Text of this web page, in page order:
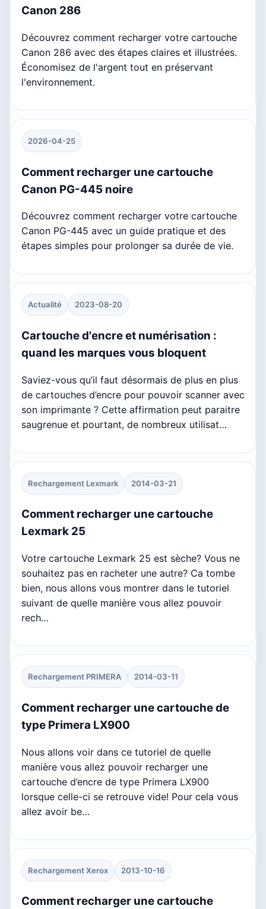
Canon 286
Découvrez comment recharger votre cartouche
Canon 286 avec des étapes claires et illustrées.
Économisez de l'argent tout en préservant
l'environnement.
2026-04-25
Comment recharger une cartouche
Canon PG-445 noire
Découvrez comment recharger votre cartouche
Canon PG-445 avec un guide pratique et des
étapes simples pour prolonger sa durée de vie.
Actualité 2023-08-20
Cartouche d'encre et numérisation :
quand les marques vous bloquent
Saviez-vous qu’il faut désormais de plus en plus
de cartouches d’encre pour pouvoir scanner avec
son imprimante ? Cette affirmation peut paraitre
saugrenue et pourtant, de nombreux utilisat…
Rechargement Lexmark 2014-03-21
Comment recharger une cartouche
Lexmark 25
Votre cartouche Lexmark 25 est sèche? Vous ne
souhaitez pas en racheter une autre? Ca tombe
bien, nous allons vous montrer dans le tutoriel
suivant de quelle manière vous allez pouvoir
rech…
Rechargement PRIMERA 2014-03-11
Comment recharger une cartouche de
type Primera LX900
Nous allons voir dans ce tutoriel de quelle
manière vous allez pouvoir recharger une
cartouche d’encre de type Primera LX900
lorsque celle-ci se retrouve vide! Pour cela vous
allez avoir be…
Rechargement Xerox 2013-10-16
Comment recharger une cartouche